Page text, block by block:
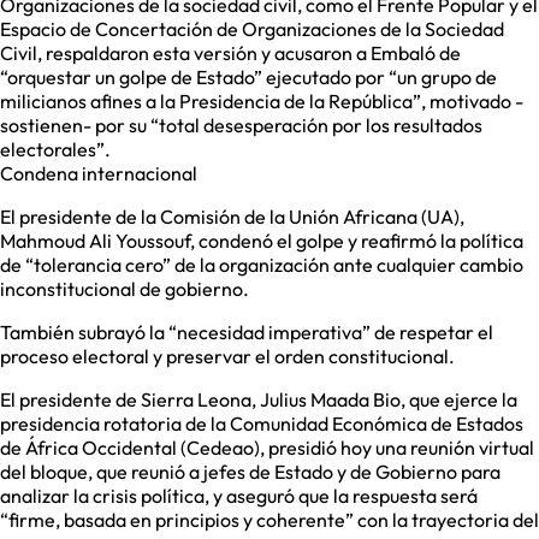
Organizaciones de la sociedad civil, como el Frente Popular y el
Espacio de Concertación de Organizaciones de la Sociedad
Civil, respaldaron esta versión y acusaron a Embaló de
“orquestar un golpe de Estado” ejecutado por “un grupo de
milicianos afines a la Presidencia de la República”, motivado -
sostienen- por su “total desesperación por los resultados
electorales”.
Condena internacional
El presidente de la Comisión de la Unión Africana (UA),
Mahmoud Ali Youssouf, condenó el golpe y reafirmó la política
de “tolerancia cero” de la organización ante cualquier cambio
inconstitucional de gobierno.
También subrayó la “necesidad imperativa” de respetar el
proceso electoral y preservar el orden constitucional.
El presidente de Sierra Leona, Julius Maada Bio, que ejerce la
presidencia rotatoria de la Comunidad Económica de Estados
de África Occidental (Cedeao), presidió hoy una reunión virtual
del bloque, que reunió a jefes de Estado y de Gobierno para
analizar la crisis política, y aseguró que la respuesta será
“firme, basada en principios y coherente” con la trayectoria del